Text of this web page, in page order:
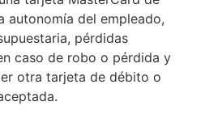
autonomía del empleado,
pérdidas
caso de robo o pérdida y
otra tarjeta de débito o